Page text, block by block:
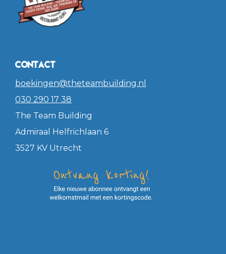
Contact
boekingen@theteambuilding.nl
030 290 17 38
The Team Building
Admiraal Helfrichlaan 6
3527 KV Utrecht